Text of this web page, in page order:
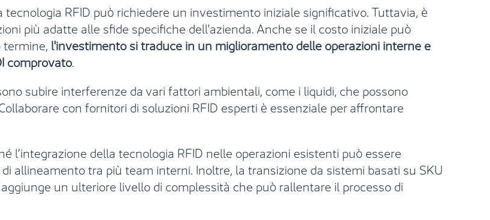
RFID può richiedere un investimento iniziale significativo. Tuttavia, è
più adatte alle sfide specifiche dell'azienda. Anche se il costo iniziale può
l'investimento sitraduce in un miglioramento delle operazioni interne e
comprovato.
subire interferenze da vari fattori ambientali, come i liquidi, che possono
con fornitori di soluzioni RFID esperti è essenziale per affrontare
l’integrazione della tecnologia RFID nelle operazioni esistenti può essere
allineamento tra più team interni. Inoltre, la transizione da sistemi basati su SKU
un ulteriore livello di complessità che può rallentare il processo di